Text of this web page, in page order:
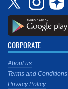
CORPORATE
About us
Terms and Conditions
Privacy Policy